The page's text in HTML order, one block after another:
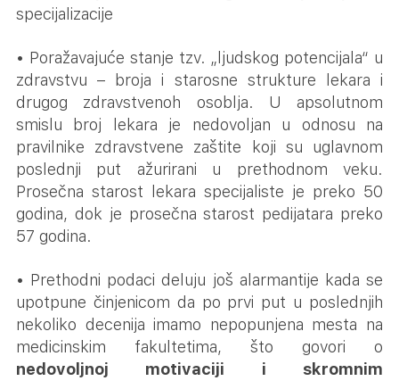
specijalizacije
• Poražavajuće stanje tzv. „ljudskog potencijala“ u
zdravstvu – broja i starosne strukture lekara i
drugog zdravstvenoh osoblja. U apsolutnom
smislu broj lekara je nedovoljan u odnosu na
pravilnike zdravstvene zaštite koji su uglavnom
poslednji put ažurirani u prethodnom veku.
Prosečna starost lekara specijaliste je preko 50
godina, dok je prosečna starost pedijatara preko
57 godina.
• Prethodni podaci deluju još alarmantije kada se
upotpune činjenicom da po prvi put u poslednjih
nekoliko decenija imamo nepopunjena mesta na
medicinskim fakultetima, što govori o
nedovoljnoj motivaciji i skromnim